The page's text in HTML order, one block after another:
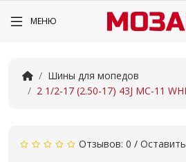
МЕНЮ
Шины для мопедов
2 1/2-17 (2.50-17) 43J MC-11
Отзывов: 0 /